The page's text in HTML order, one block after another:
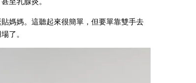
至乳腺炎。
媽媽。這聽起來很簡單，但要單靠雙手去
了。